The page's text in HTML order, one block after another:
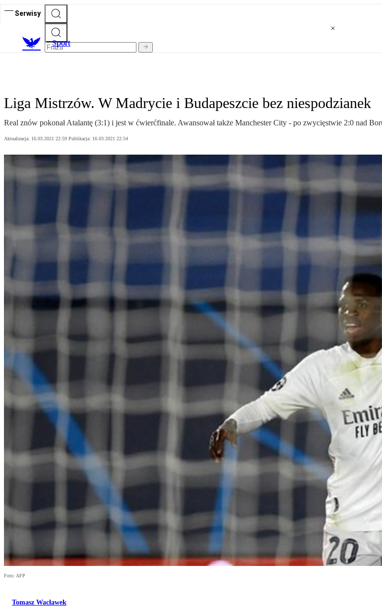
Serwisy
Sport
Liga Mistrzów. W Madrycie i Budapeszcie bez niespodzianek
Real znów pokonał Atalantę (3:1) i jest w ćwierćfinale. Awansował także Manchester City - po zwycięstwie 2:0 nad
Aktualizacja: 16.03.2021 22:59 Publikacja: 16.03.2021 22:54
Foto: AFP
Tomasz Wacławek